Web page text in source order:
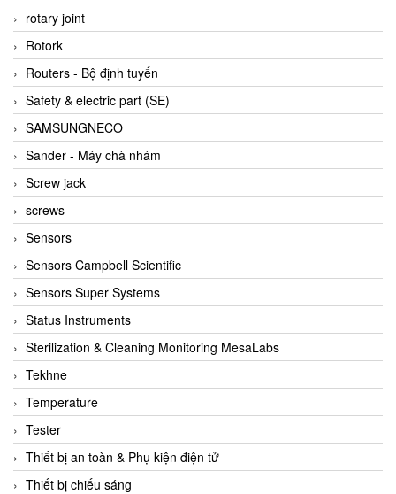
BRAUN Vietnam
Brinkmann Pumpen
BRONKHORST
Brook Instrument
Brooks Instrument Vietnam
Buhler
BURLING INSTRUMENTS
Burster
BUSCHJOST
Calectro
Campbell Scientific
Canneed Vietnam
Cantoni
CAPS
CAREL Parts
CCS
CD Automation
CEAG Sicherheitst
rotary joint
Rotork
Routers - Bộ định tuyến
Safety & electric part (SE)
SAMSUNGNECO
Sander - Máy chà nhám
Screw jack
screws
Sensors
Sensors Campbell Scientific
Sensors Super Systems
Status Instruments
Sterilization & Cleaning Monitoring MesaLabs
Tekhne
Temperature
Tester
Thiết bị an toàn & Phụ kiện điện tử
Thiết bị chiếu sáng